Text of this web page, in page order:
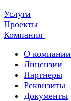
Услуги
Проекты
Компания
О компании
Лицензии
Партнеры
Реквизиты
Документы